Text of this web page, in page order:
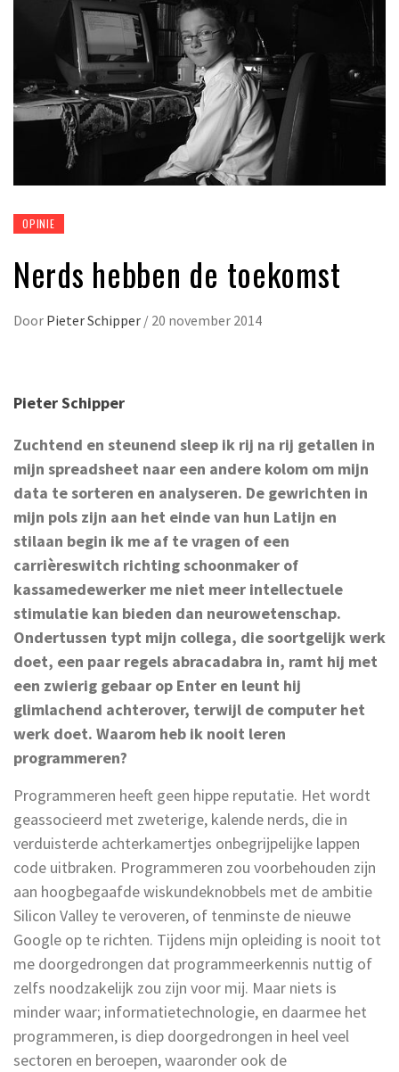
OPINIE
Nerds hebben de toekomst
Door Pieter Schipper / 20 november 2014
Pieter Schipper
Zuchtend en steunend sleep ik rij na rij getallen in
mijn spreadsheet naar een andere kolom om mijn
data te sorteren en analyseren. De gewrichten in
mijn pols zijn aan het einde van hun Latijn en
stilaan begin ik me af te vragen of een
carrièreswitch richting schoonmaker of
kassamedewerker me niet meer intellectuele
stimulatie kan bieden dan neurowetenschap.
Ondertussen typt mijn collega, die soortgelijk werk
doet, een paar regels abracadabra in, ramt hij met
een zwierig gebaar op Enter en leunt hij
glimlachend achterover, terwijl de computer het
werk doet. Waarom heb ik nooit leren
programmeren?
Programmeren heeft geen hippe reputatie. Het wordt
geassocieerd met zweterige, kalende nerds, die in
verduisterde achterkamertjes onbegrijpelijke lappen
code uitbraken. Programmeren zou voorbehouden zijn
aan hoogbegaafde wiskundeknobbels met de ambitie
Silicon Valley te veroveren, of tenminste de nieuwe
Google op te richten. Tijdens mijn opleiding is nooit tot
me doorgedrongen dat programmeerkennis nuttig of
zelfs noodzakelijk zou zijn voor mij. Maar niets is
minder waar; informatietechnologie, en daarmee het
programmeren, is diep doorgedrongen in heel veel
sectoren en beroepen, waaronder ook de